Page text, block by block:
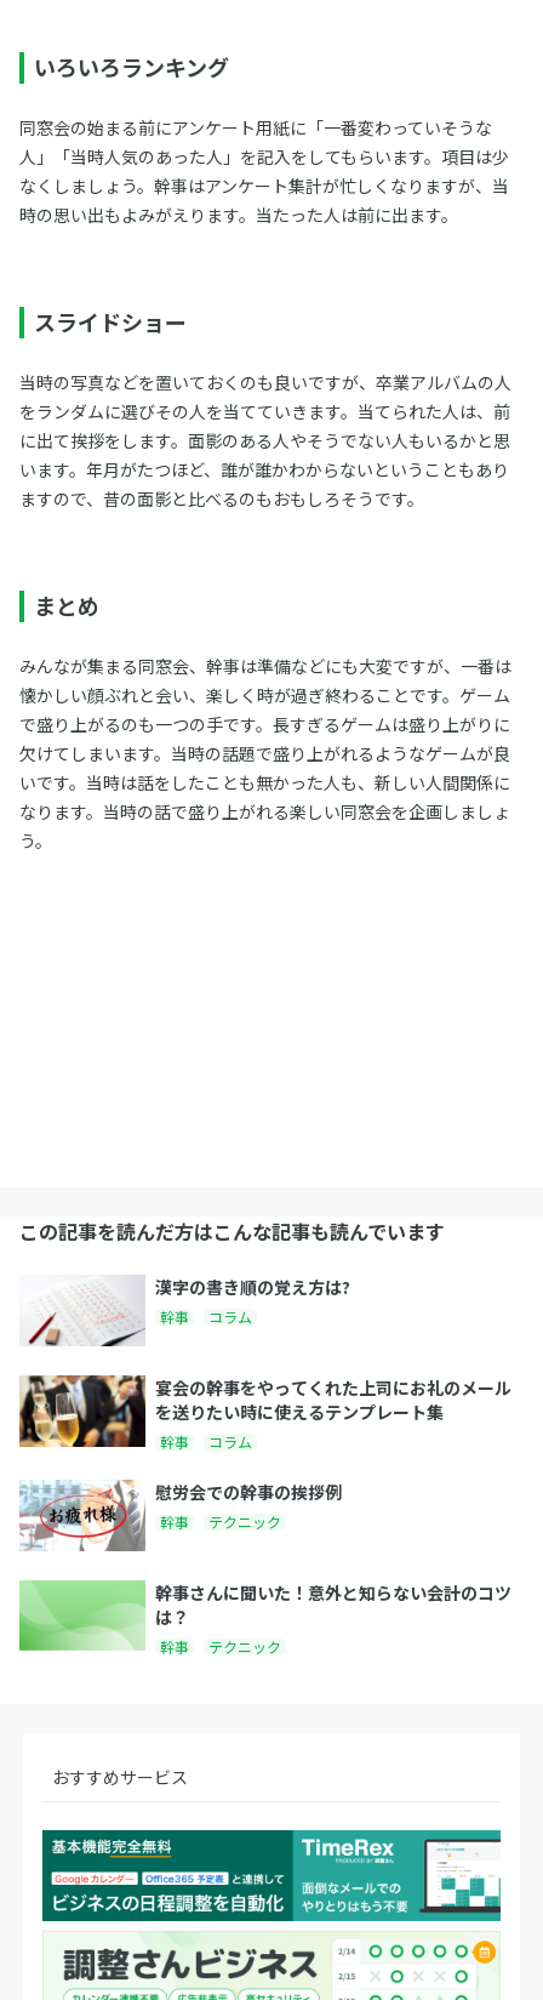
いろいろランキング
同窓会の始まる前にアンケート用紙に「一番変わっていそうな
人」「当時人気のあった人」を記入をしてもらいます。項目は少
なくしましょう。幹事はアンケート集計が忙しくなりますが、当
時の思い出もよみがえります。当たった人は前に出ます。
スライドショー
当時の写真などを置いておくのも良いですが、卒業アルバムの人
をランダムに選びその人を当てていきます。当てられた人は、前
に出て挨拶をします。面影のある人やそうでない人もいるかと思
います。年月がたつほど、誰が誰かわからないということもあり
ますので、昔の面影と比べるのもおもしろそうです。
まとめ
みんなが集まる同窓会、幹事は準備などにも大変ですが、一番は
懐かしい顔ぶれと会い、楽しく時が過ぎ終わることです。ゲーム
で盛り上がるのも一つの手です。長すぎるゲームは盛り上がりに
欠けてしまいます。当時の話題で盛り上がれるようなゲームが良
いです。当時は話をしたことも無かった人も、新しい人間関係に
なります。当時の話で盛り上がれる楽しい同窓会を企画しましょ
う。
この記事を読んだ方はこんな記事も読んでいます
漢字の書き順の覚え方は?
幹事 コラム
宴会の幹事をやってくれた上司にお礼のメール
を送りたい時に使えるテンプレート集
幹事 コラム
慰労会での幹事の挨拶例
幹事 テクニック
幹事さんに聞いた！意外と知らない会計のコツ
は？
幹事 テクニック
おすすめサービス